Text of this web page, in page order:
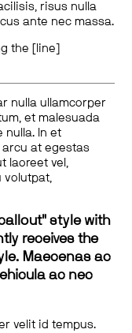
risus nulla
ante nec massa.
the [line]
nulla ullamcorper
et malesuada
nulla. In et
arcu at egestas
laoreet vel,
volutpat,
style with
receives the
Maecenas ac
ac nec
velit id tempus.